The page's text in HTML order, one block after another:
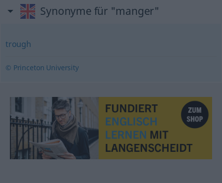
Synonyme für "manger"
trough
© Princeton University